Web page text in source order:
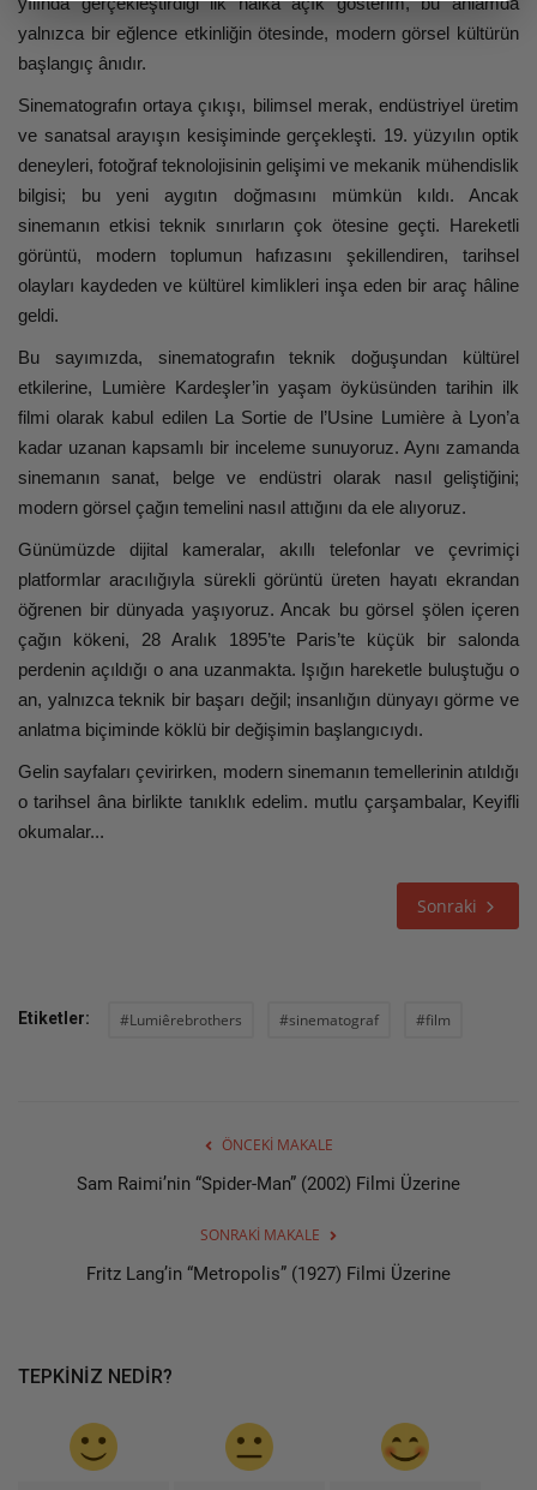
yalnızca bir eğlence etkinliğin ötesinde, modern görsel kültürün
başlangıç ânıdır.
Sinematografın ortaya çıkışı, bilimsel merak, endüstriyel üretim
ve sanatsal arayışın kesişiminde gerçekleşti. 19. yüzyılın optik
deneyleri, fotoğraf teknolojisinin gelişimi ve mekanik mühendislik
bilgisi; bu yeni aygıtın doğmasını mümkün kıldı. Ancak
sinemanın etkisi teknik sınırların çok ötesine geçti. Hareketli
görüntü, modern toplumun hafızasını şekillendiren, tarihsel
olayları kaydeden ve kültürel kimlikleri inşa eden bir araç hâline
geldi.
Bu sayımızda, sinematografın teknik doğuşundan kültürel
etkilerine, Lumière Kardeşler’in yaşam öyküsünden tarihin ilk
filmi olarak kabul edilen La Sortie de l’Usine Lumière à Lyon’a
kadar uzanan kapsamlı bir inceleme sunuyoruz. Aynı zamanda
sinemanın sanat, belge ve endüstri olarak nasıl geliştiğini;
modern görsel çağın temelini nasıl attığını da ele alıyoruz.
Günümüzde dijital kameralar, akıllı telefonlar ve çevrimiçi
platformlar aracılığıyla sürekli görüntü üreten hayatı ekrandan
öğrenen bir dünyada yaşıyoruz. Ancak bu görsel şölen içeren
çağın kökeni, 28 Aralık 1895’te Paris’te küçük bir salonda
perdenin açıldığı o ana uzanmakta. Işığın hareketle buluştuğu o
an, yalnızca teknik bir başarı değil; insanlığın dünyayı görme ve
anlatma biçiminde köklü bir değişimin başlangıcıydı.
Gelin sayfaları çevirirken, modern sinemanın temellerinin atıldığı
o tarihsel âna birlikte tanıklık edelim. mutlu çarşambalar, Keyifli
okumalar...
Sonraki
Etiketler: #Lumiêrebrothers #sinematograf #film
ÖNCEKI MAKALE
Sam Raimi’nin “Spider-Man” (2002) Filmi Üzerine
SONRAKI MAKALE
Fritz Lang’in “Metropolis” (1927) Filmi Üzerine
TEPKINIZ NEDIR?